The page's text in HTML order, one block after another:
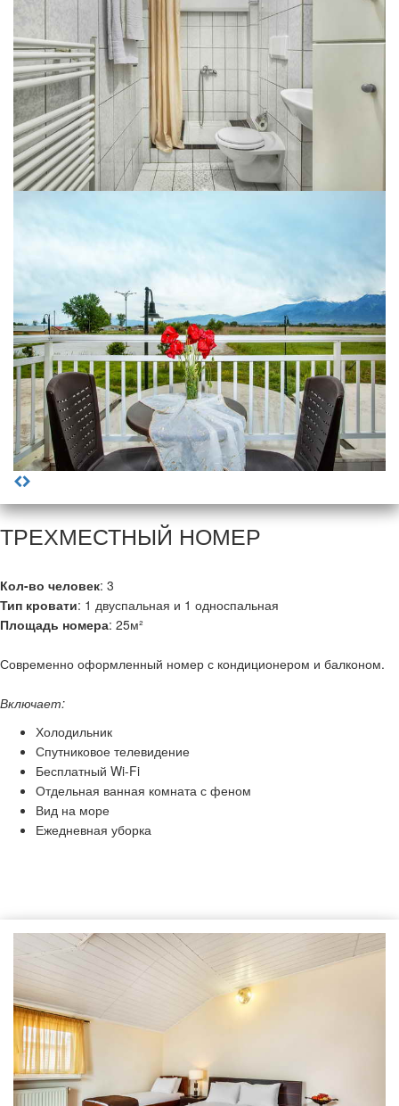
ТРЕХМЕСТНЫЙ НОМЕР
Кол-во человек: 3
Тип кровати: 1 двуспальная и 1 односпальная
Площадь номера: 25м²
Современно оформленный номер с кондиционером и балконом.
Включает:
Холодильник
Спутниковое телевидение
Бесплатный Wi-Fi
Отдельная ванная комната с феном
Вид на море
Ежедневная уборка